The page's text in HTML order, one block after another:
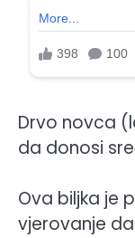
Drvo novca
da donosi
Ova biljka je
vjerovanje